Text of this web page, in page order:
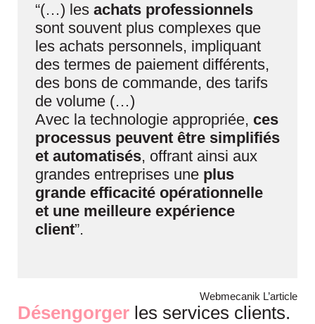
“(…) les achats professionnels
sont souvent plus complexes que
les achats personnels, impliquant
des termes de paiement différents,
des bons de commande, des tarifs
de volume (…)
Avec la technologie appropriée, ces
processus peuvent être simplifiés
et automatisés, offrant ainsi aux
grandes entreprises une plus
grande efficacité opérationnelle
et une meilleure expérience
client”.
Webmecanik L’article
Désengorger les services clients.